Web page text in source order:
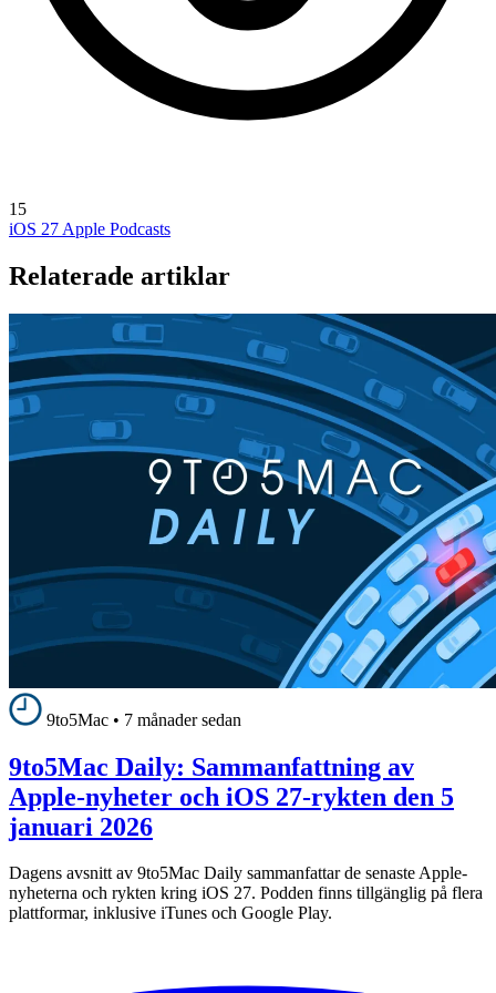
15
iOS 27 Apple Podcasts
Relaterade artiklar
9to5Mac • 7 månader sedan
9to5Mac Daily: Sammanfattning av
Apple-nyheter och iOS 27-rykten den 5
januari 2026
Dagens avsnitt av 9to5Mac Daily sammanfattar de senaste Apple-
nyheterna och rykten kring iOS 27. Podden finns tillgänglig på flera
plattformar, inklusive iTunes och Google Play.